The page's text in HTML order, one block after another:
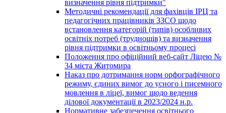
визначення рівня підтримки"
Методичні рекомендації для фахівців ІРЦ та
педагогічних працівників ЗЗСО щодо
встановлення категорій (типів) особливих
освітніх потреб (труднощів) та визначення
рівня підтримки в освітньому процесі
Положення про офіційний веб-сайт Ліцею №
34 міста Житомира
Наказ про дотримання норм орфографічного
режиму, єдиних вимог до усного і писемного
мовлення в ліцеї, вимог щодо ведення
ділової документації в 2023/2024 н.р.
Нормативне забезпечення освітнього